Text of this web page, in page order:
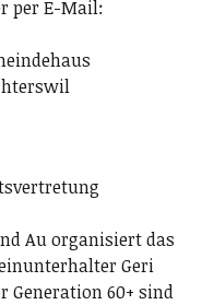
per E-Mail:
Au organisiert das
Geri
Generation 60+ sind